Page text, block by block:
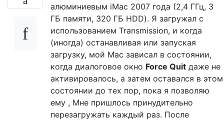
алюминиевым iMac 2007 года (2,4 ГГц, 3
ГБ памяти, 320 ГБ HDD). Я загружал с
использованием Transmission, и когда
(иногда) останавливая или запуская
загрузку, мой Mac зависал в состоянии,
когда диалоговое окно Force Quit даже не
активировалось, а затем оставался в этом
состоянии до тех пор, пока я позволяю
ему , Мне пришлось принудительно
перезагружать каждый раз. После